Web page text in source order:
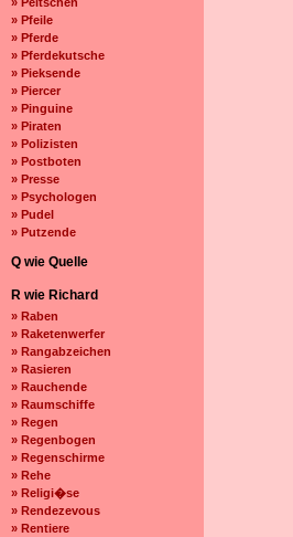
» Pfeile
» Pferde
» Pferdekutsche
» Pieksende
» Piercer
» Pinguine
» Piraten
» Polizisten
» Postboten
» Presse
» Psychologen
» Pudel
» Putzende
Q wie Quelle
R wie Richard
» Raben
» Raketenwerfer
» Rangabzeichen
» Rasieren
» Rauchende
» Raumschiffe
» Regen
» Regenbogen
» Regenschirme
» Rehe
» Religi�se
» Rendezevous
» Rentiere